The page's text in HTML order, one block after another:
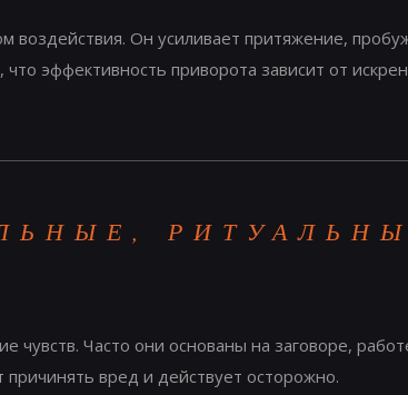
воздействия. Он усиливает притяжение,
эффективность приворота зависит от
Часто они основаны на заговоре,
вред и действует осторожно.